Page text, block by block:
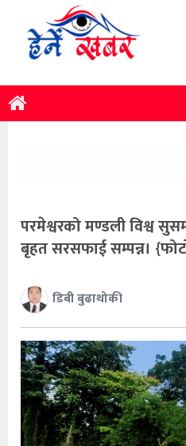
परमेश्वरको मण्डली विश्व
बृहत सरसफाई सम्पन्न।
डिबी बुढाथोकी